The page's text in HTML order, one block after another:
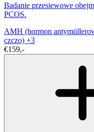
Badanie przesiewowe
PCOS.
AMH (hormon
czczo) +3
€159,-